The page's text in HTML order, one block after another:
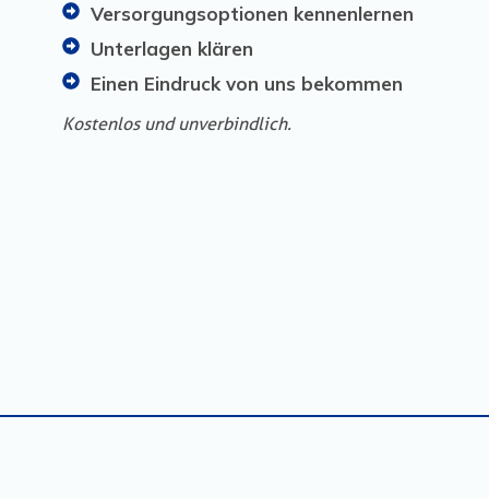
Versorgungsoptionen kennenlernen
Unterlagen klären
Einen Eindruck von uns bekommen
Kostenlos und unverbindlich.